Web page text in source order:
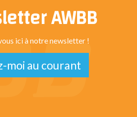
AWBB
ici à notre newsletter !
moi au courant